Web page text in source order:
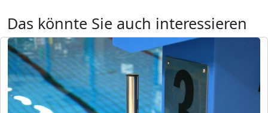
Das könnte Sie auch interessieren